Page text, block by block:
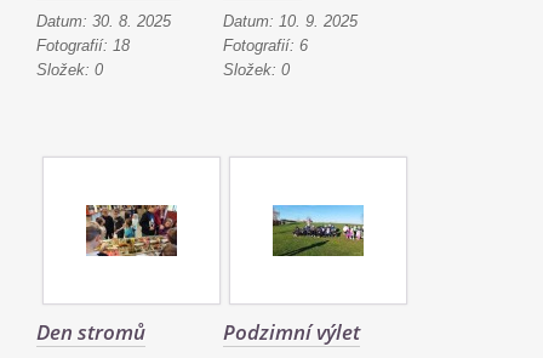
Datum: 30. 8. 2025
Fotografií: 18
Složek: 0
Datum: 10. 9. 2025
Fotografií: 6
Složek: 0
Den stromů Podzimní výlet